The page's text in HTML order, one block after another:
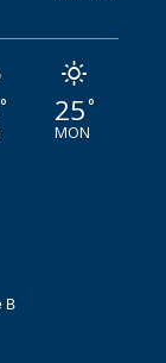
° 25°
MON